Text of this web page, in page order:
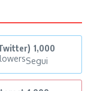
1,000
Segui